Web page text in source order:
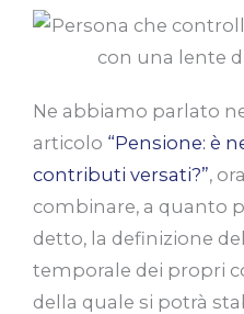
Ne abbiamo parlato
articolo “Pensione: è
contributi versati?”,
combinare, a quanto
detto, la definizione
temporale dei propri
della quale si potrà